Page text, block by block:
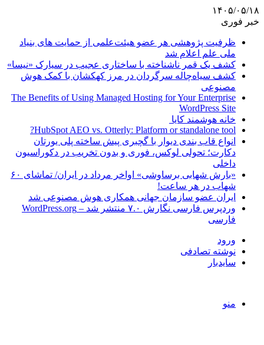
۱۴۰۵/۰۵/۱۸
خبر فوری
ظرفیت پژوهشی هر عضو هیئت‌علمی از حمایت های بنیاد
ملی علم اعلام شد
کشف یک قمر ناشناخته با ساختاری عجیب در سیارک «نیسا»
کشف سیاه‌چاله سرگردان در مرز کهکشان با کمک هوش
مصنوعی
The Benefits of Using Managed Hosting for Your Enterprise
WordPress Site
خانه هوشمند کایا
HubSpot AEO vs. Otterly: Platform or standalone tool?
انواع قاب بندی دیوار با گچبری پیش ساخته پلی یورتان
دکارت؛ تحولی لوکس، فوری و بدون تخریب در دکوراسیون
داخلی
«بارش شهابی برساوشی» اواخر مرداد در ایران/ تماشای ۶۰
شهاب در هر ساعت!
ایران عضو سازمان جهانی همکاری هوش مصنوعی شد
وردپرس فارسی نگارش ۷.۰ منتشر شد – WordPress.org
فارسی
ورود
نوشته تصادفی
سایدبار
منو